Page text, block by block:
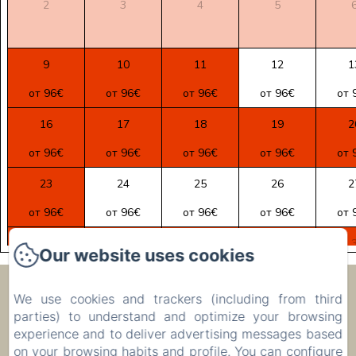
2 3 4 5
9 10 11 12
от 96€
от 96€ от 96€ от 96€ от
16 17 18 19
от 96€
от 96€ от 96€ от 96€ от
23 24 25 26
от 96€
от 96€ от 96€ от 96€ от
от 96€
00 261 32 40 513 90
Our website uses cookies
We use cookies and trackers (including from third
parties) to understand and optimize your browsing
experience and to deliver advertising messages based
on your browsing habits and profile. You can configure